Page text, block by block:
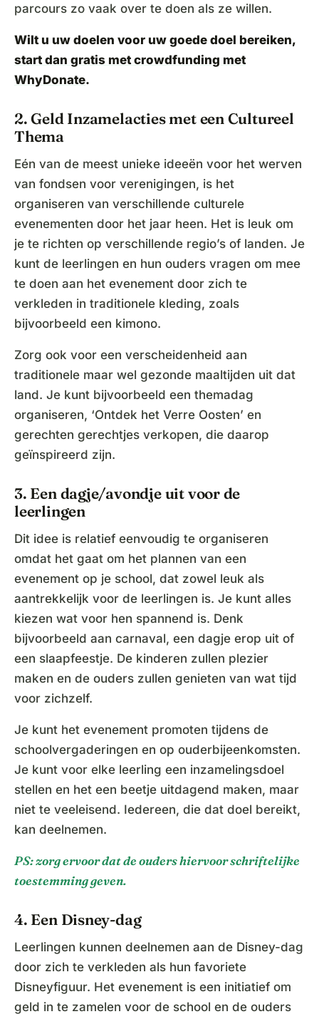
parcours zo vaak over te doen als ze willen.
Wilt u uw doelen voor uw goede doel bereiken,
start dan gratis met crowdfunding met
WhyDonate.
2. Geld Inzamelacties met een Cultureel
Thema
Eén van de meest unieke ideeën voor het werven
van fondsen voor verenigingen, is het
organiseren van verschillende culturele
evenementen door het jaar heen. Het is leuk om
je te richten op verschillende regio’s of landen. Je
kunt de leerlingen en hun ouders vragen om mee
te doen aan het evenement door zich te
verkleden in traditionele kleding, zoals
bijvoorbeeld een kimono.
Zorg ook voor een verscheidenheid aan
traditionele maar wel gezonde maaltijden uit dat
land. Je kunt bijvoorbeeld een themadag
organiseren, ‘Ontdek het Verre Oosten’ en
gerechten gerechtjes verkopen, die daarop
geïnspireerd zijn.
3. Een dagje/avondje uit voor de
leerlingen
Dit idee is relatief eenvoudig te organiseren
omdat het gaat om het plannen van een
evenement op je school, dat zowel leuk als
aantrekkelijk voor de leerlingen is. Je kunt alles
kiezen wat voor hen spannend is. Denk
bijvoorbeeld aan carnaval, een dagje erop uit of
een slaapfeestje. De kinderen zullen plezier
maken en de ouders zullen genieten van wat tijd
voor zichzelf.
Je kunt het evenement promoten tijdens de
schoolvergaderingen en op ouderbijeenkomsten.
Je kunt voor elke leerling een inzamelingsdoel
stellen en het een beetje uitdagend maken, maar
niet te veeleisend. Iedereen, die dat doel bereikt,
kan deelnemen.
PS: zorg ervoor dat de ouders hiervoor schriftelijke
toestemming geven.
4. Een Disney-dag
Leerlingen kunnen deelnemen aan de Disney-dag
door zich te verkleden als hun favoriete
Disneyfiguur. Het evenement is een initiatief om
geld in te zamelen voor de school en de ouders